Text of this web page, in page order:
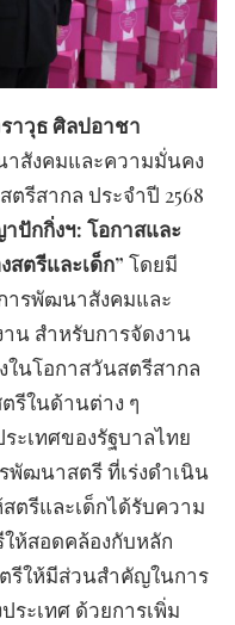
าวุธ ศิลปอาชา
าสังคมและความมั่นคง
รีสากล ประจำปี 2568
ปักกิ่งฯ: โอกาสและ
ตรีและเด็ก” โดยมี
ารพัฒนาสังคมและ
น สำหรับการจัดงาน
ในโอกาสวันสตรีสากล
รีในด้านต่าง ๆ
ะเทศของรัฐบาลไทย
พัฒนาสตรี ที่เร่งดำเนิน
ตรีและเด็กได้รับความ
ห้สอดคล้องกับหลัก
รีให้มีส่วนสำคัญในการ
ระเทศ ด้วยการเพิ่ม